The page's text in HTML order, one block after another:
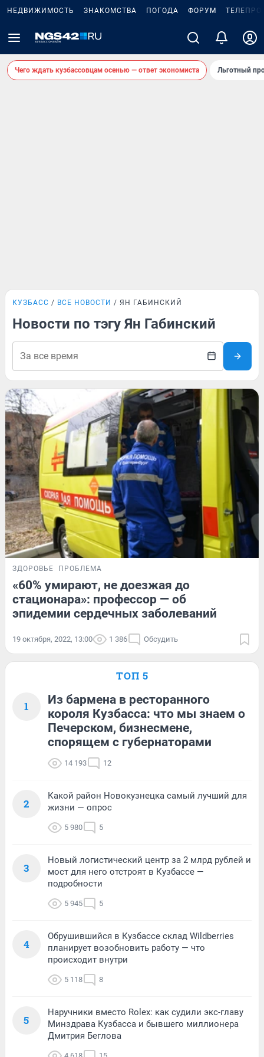
НЕДВИЖИМОСТЬ ЗНАКОМСТВА ПОГОДА ФОРУМ
Чего ждать кузбассовцам осенью — ответ экономиста Льготный
КУЗБАСС ВСЕ НОВОСТИ ЯН ГАБИНСКИЙ
Новости по тэгу Ян Габинский
ЗДОРОВЬЕ ПРОБЛЕМА
«60% умирают, не доезжая до
стационара»: профессор — об
эпидемии сердечных заболеваний
19 октября, 2022, 13:00 1 386 Обсудить
ТОП 5
1
Из бармена в ресторанного
короля Кузбасса: что мы знаем о
Печерском, бизнесмене,
спорящем с губернаторами
14 193 12
2
Какой район Новокузнецка самый лучший для
жизни — опрос
5 980 5
3
Новый логистический центр за 2 млрд рублей и
мост для него отстроят в Кузбассе —
подробности
5 945 5
4
Обрушившийся в Кузбассе склад Wildberries
планирует возобновить работу — что
происходит внутри
5 118 8
5
Наручники вместо Rolex: как судили экс-главу
Минздрава Кузбасса и бывшего миллионера
Дмитрия Беглова